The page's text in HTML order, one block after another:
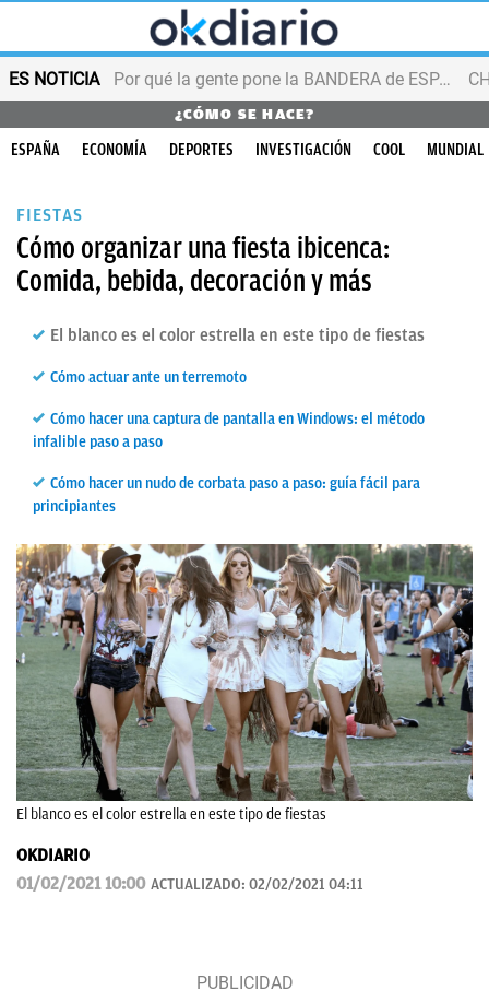
ES NOTICIA Por qué la gente pone la BANDERA de ESPAÑA en el balcón
¿CÓMO SE HACE?
ESPAÑA ECONOMÍA DEPORTES INVESTIGACIÓN COOL MUNDIAL
FIESTAS
Cómo organizar una fiesta ibicenca:
Comida, bebida, decoración y más
El blanco es el color estrella en este tipo de fiestas
Cómo actuar ante un terremoto
Cómo hacer una captura de pantalla en Windows: el método
infalible paso a paso
Cómo hacer un nudo de corbata paso a paso: guía fácil para
principiantes
El blanco es el color estrella en este tipo de fiestas
OKDIARIO
01/02/2021 10:00 ACTUALIZADO: 02/02/2021 04:11